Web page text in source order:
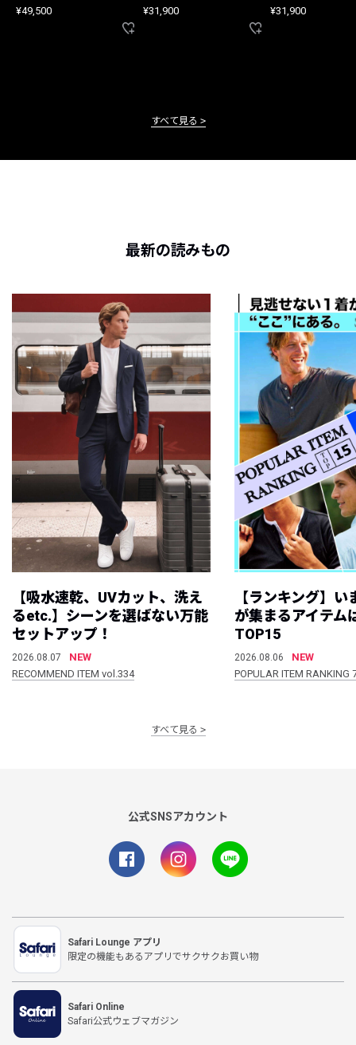
¥49,500 ¥31,900 ¥31,900
すべて見る
最新の読みもの
【吸水速乾、UVカット、洗え
るetc.】シーンを選ばない万能
セットアップ！
2026.08.07
NEW
RECOMMEND ITEM vol.334
【ランキング】
が集まるアイテム
TOP15
2026.08.06
NEW
POPULAR ITEM
すべて見る
公式SNSアカウント
Safari Lounge アプリ
限定の機能もあるアプリでサクサクお買い物
Safari Online
Safari公式ウェブマガジン